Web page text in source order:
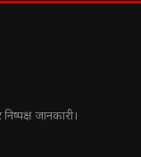
जानकारी।